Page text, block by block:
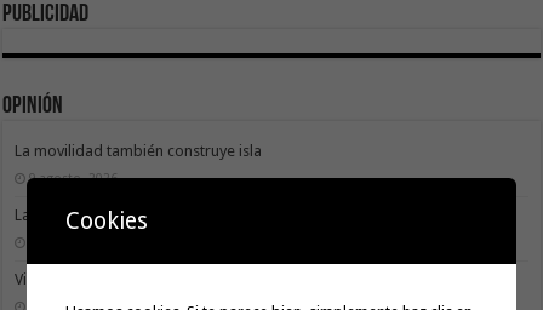
Publicidad
Opinión
La movilidad también construye isla
9 agosto, 2026
La Gomera transforma su modelo energético
Vivir donde se estudia: una cuestión de igualdad entre islas
26 julio, 2026
Cookies